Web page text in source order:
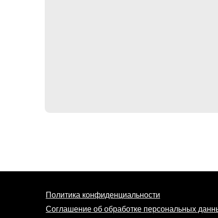
Политика конфиденциальности
Соглашение об обработке персональных